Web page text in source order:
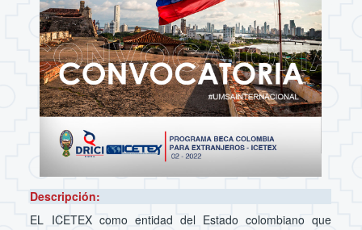
Descripción:
EL ICETEX como entidad del Estado colombiano que